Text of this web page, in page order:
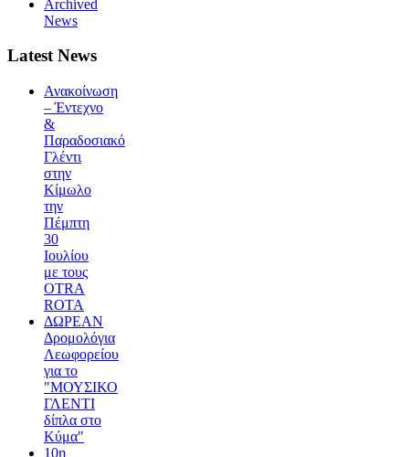
Archived
News
Latest News
Ανακοίνωση
– Έντεχνο
&
Παραδοσιακό
Γλέντι
στην
Κίμωλο
την
Πέμπτη
30
Ιουλίου
με τους
OTRA
ROTA
ΔΩΡΕΑΝ
Δρομολόγια
Λεωφορείου
για το
"ΜΟΥΣΙΚΟ
ΓΛΕΝΤΙ
δίπλα στο
Κύμα"
10η